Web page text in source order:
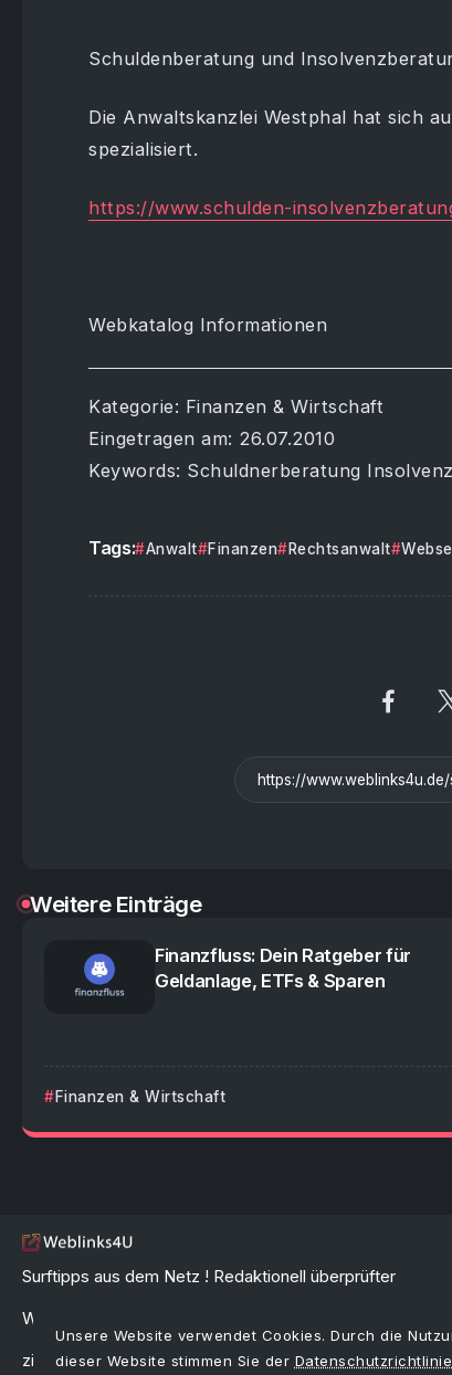
Schuldenberatung und
Die Anwaltskanzlei Westphal hat sich
spezialisiert.
https://www.schulden-
Webkatalog Informationen
Kategorie: Finanzen & Wirtschaft
Eingetragen am: 26.07.2010
Keywords: Schuldnerberatung
Tags: Anwalt Finanzen Rechtsanwalt
Weitere Einträge
Finanzfluss: Dein Ratgeber für
Geldanlage, ETFs & Sparen
Finanzen & Wirtschaft
Surftipps aus dem Netz ! Redaktionell überprüfter
Webkatalog & Linkverzeichnis zur schnellen und
zielgerichteten Link-Suche im Internet.
Unsere Website verwendet Cookies. Durch die
dieser Website stimmen Sie der Datenschutzrichtlinie